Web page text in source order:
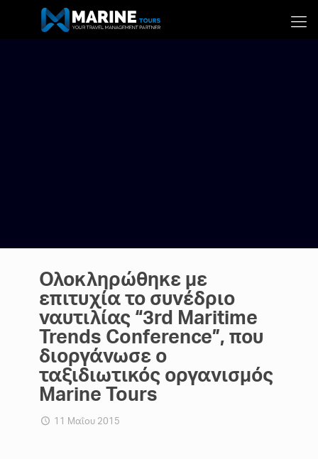
Ολοκληρώθηκε με
επιτυχία το συνέδριο
ναυτιλίας “3rd Maritime
Trends Conference”, που
διοργάνωσε ο
ταξιδιωτικός οργανισμός
Marine Tours
11 Μαΐου 2015